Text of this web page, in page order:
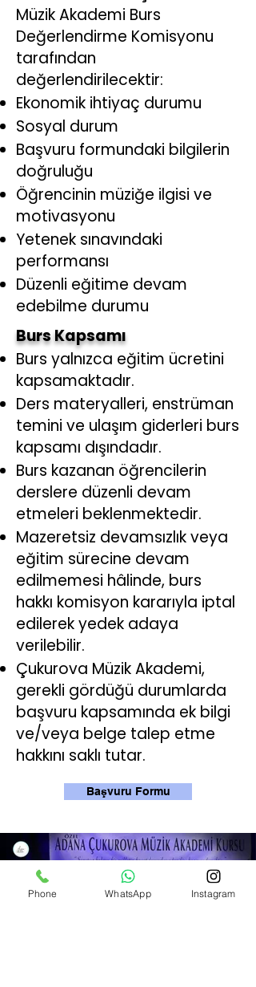
Müzik Akademi Burs
Değerlendirme Komisyonu
tarafından
değerlendirilecektir:
Ekonomik ihtiyaç durumu
Sosyal durum
Başvuru formundaki bilgilerin
doğruluğu
Öğrencinin müziğe ilgisi ve
motivasyonu
Yetenek sınavındaki
performansı
Düzenli eğitime devam
edebilme durumu
Burs Kapsamı
Burs yalnızca eğitim ücretini
kapsamaktadır.
Ders materyalleri, enstrüman
temini ve ulaşım giderleri burs
kapsamı dışındadır.
Burs kazanan öğrencilerin
derslere düzenli devam
etmeleri beklenmektedir.
Mazeretsiz devamsızlık veya
eğitim sürecine devam
edilmemesi hâlinde, burs
hakkı komisyon kararıyla iptal
edilerek yedek adaya
verilebilir.
Çukurova Müzik Akademi,
gerekli gördüğü durumlarda
başvuru kapsamında ek bilgi
ve/veya belge talep etme
hakkını saklı tutar.
Başvuru Formu
Phone WhatsApp Instagram